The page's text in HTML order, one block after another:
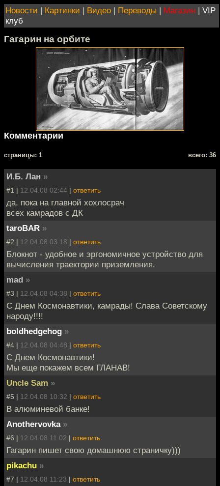
Новости | Картинки | Видео | Переводы | Магазин | VIP
клуб
Гагарин на орбите
Комментарии
cтраницы: 1 всего: 36
И.Б. Лан »
#1 | 12.04.08 02:44 | ответить
да, пока на главной хохлосрач
всех камрадов с ДК
taroBAR »
#2 | 12.04.08 03:18 | ответить
Блокнот - удобное и эргономичное устройство для
вычисления траектории приземления.
mad »
#3 | 12.04.08 04:38 | ответить
С Днем Космонавтики, камрады! Слава Советскому
народу!!!!
boldhedgehog »
#4 | 12.04.08 04:48 | ответить
С Днем Космонавтики!
Мы еще покажем всем ГЛАНАВ!
Uncle Sam »
#5 | 12.04.08 10:32 | ответить
В алюминевой банке!
Anothervovka »
#6 | 12.04.08 11:02 | ответить
Гагарин пишет свою домашнюю страничку)))
pikachu »
#7 | 12.04.08 11:23 | ответить